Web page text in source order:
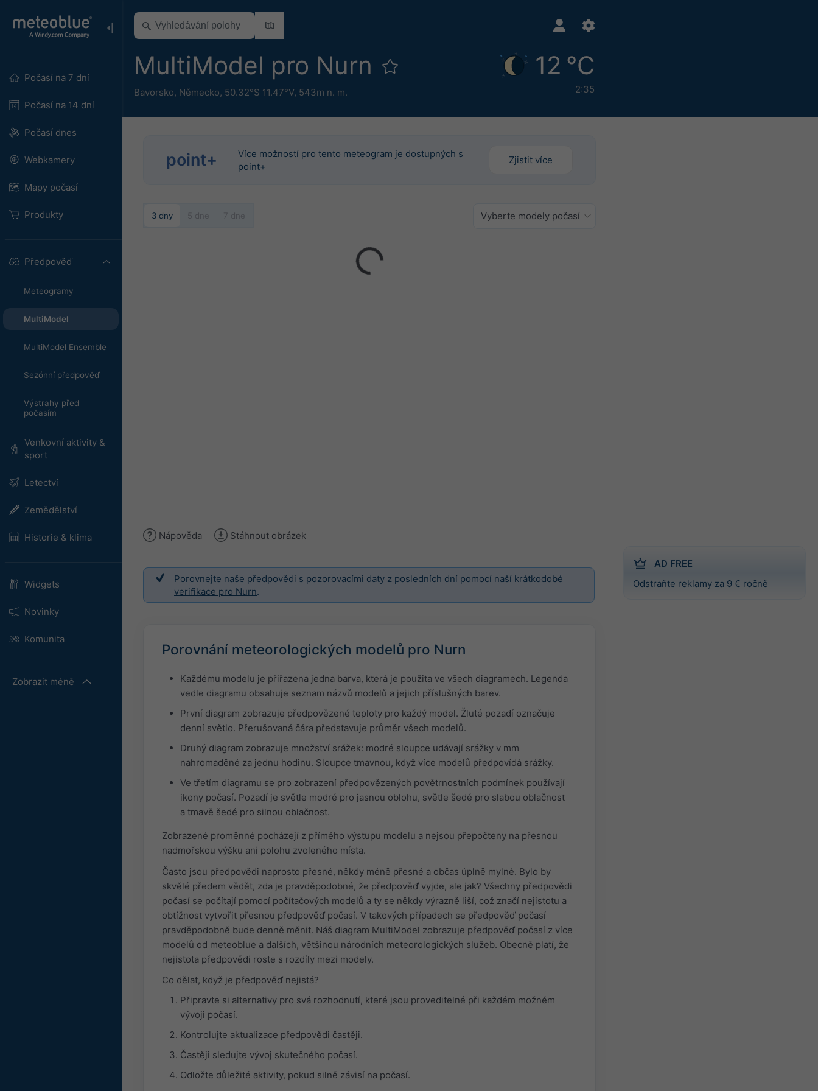
Počasí na 7 dní
Počasí na 14 dní
Počasí dnes
Webkamery
Mapy počasí
Produkty
Předpověď
Meteogramy
MultiModel
MultiModel Ensemble
Sezónní předpověď
Výstrahy před
počasím
Venkovní aktivity &
sport
Letectví
Zemědělství
Historie & klima
Widgets
Novinky
Komunita
Zobrazit méně
MultiModel pro Nurn
Bavorsko, Německo, 50.32°S 11.47°V, 543m n. m.
12 °C
2:35
AD FREE
Odstraňte reklamy za 9 € ročně
point+
Více možností pro tento meteogram je dostupných s
point+
Zjistit více
3 dny 5 dne 7 dne Vyberte modely počasí
Nápověda Stáhnout obrázek
Porovnejte naše předpovědi s pozorovacími daty z posledních dní pomocí naší krátkodobé
verifikace pro Nurn.
Porovnání meteorologických modelů pro Nurn
Každému modelu je přiřazena jedna barva, která je použita ve všech diagramech. Legenda
vedle diagramu obsahuje seznam názvů modelů a jejich příslušných barev.
První diagram zobrazuje předpovězené teploty pro každý model. Žluté pozadí označuje
denní světlo. Přerušovaná čára představuje průměr všech modelů.
Druhý diagram zobrazuje množství srážek: modré sloupce udávají srážky v mm
nahromaděné za jednu hodinu. Sloupce tmavnou, když více modelů předpovídá srážky.
Ve třetím diagramu se pro zobrazení předpovězených povětrnostních podmínek používají
ikony počasí. Pozadí je světle modré pro jasnou oblohu, světle šedé pro slabou oblačnost
a tmavě šedé pro silnou oblačnost.
Zobrazené proměnné pocházejí z přímého výstupu modelu a nejsou přepočteny na přesnou
nadmořskou výšku ani polohu zvoleného místa.
Často jsou předpovědi naprosto přesné, někdy méně přesné a občas úplně mylné. Bylo by
skvělé předem vědět, zda je pravděpodobné, že předpověď vyjde, ale jak? Všechny předpovědi
počasí se počítají pomocí počítačových modelů a ty se někdy výrazně liší, což značí nejistotu a
obtížnost vytvořit přesnou předpověď počasí. V takových případech se předpověď počasí
pravděpodobně bude denně měnit. Náš diagram MultiModel zobrazuje předpověď počasí z více
modelů od meteoblue a dalších, většinou národních meteorologických služeb. Obecně platí, že
nejistota předpovědi roste s rozdíly mezi modely.
Co dělat, když je předpověď nejistá?
Připravte si alternativy pro svá rozhodnutí, které jsou proveditelné při každém možném
vývoji počasí.
Kontrolujte aktualizace předpovědi častěji.
Častěji sledujte vývoj skutečného počasí.
Odložte důležité aktivity, pokud silně závisí na počasí.